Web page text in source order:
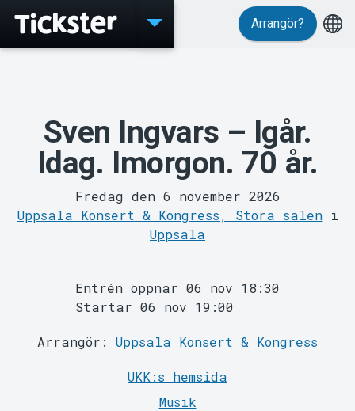
MyTickster
Arrangör?
Sven Ingvars – Igår.
Idag. Imorgon. 70 år.
Fredag den 6 november 2026
Uppsala Konsert & Kongress, Stora saleni
Uppsala
Entrén öppnar 06 nov 18:30
Startar 06 nov 19:00
Arrangör: Uppsala Konsert & Kongress
UKK:s hemsida
Musik